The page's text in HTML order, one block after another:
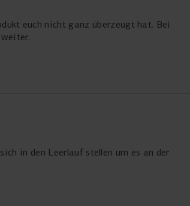
euch nicht ganz überzeugt hat. Bei
in den Leerlauf stellen um es an der